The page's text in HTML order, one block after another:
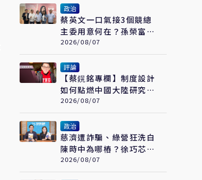
政治
蔡英文一口氣接3個競總
主委用意何在？孫榮富：
想「進場」接黨主席
2026/08/07
評論
【蔡鎤銘專欄】制度設計
如何點燃中國大陸研究型
大學的創新引擎
2026/08/07
政治
慈濟遭詐騙、綠營狂洗白
陳時中為哪樁？徐巧芯預
言：替陳時中接閣揆鋪路
2026/08/07